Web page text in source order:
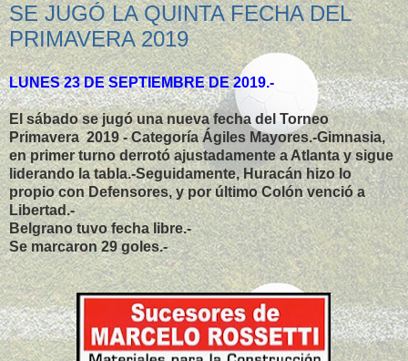
SE JUGÓ LA QUINTA FECHA DEL
PRIMAVERA 2019
LUNES 23 DE SEPTIEMBRE DE 2019.-
El sábado se jugó una nueva fecha del Torneo
Primavera 2019 - Categoría Ágiles Mayores.-Gimnasia,
en primer turno derrotó ajustadamente a Atlanta y sigue
liderando la tabla.-Seguidamente, Huracán hizo lo
propio con Defensores, y por último Colón venció a
Libertad.-
Belgrano tuvo fecha libre.-
Se marcaron 29 goles.-